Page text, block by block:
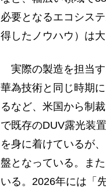
必要となるエコシス
得したノウハウ）は大
実際の製造を担当
華為技術と同じ時期
るなど、米国から制
で既存のDUV露光装
を身に着けているが
盤となっている。ま
いる。2026年には「